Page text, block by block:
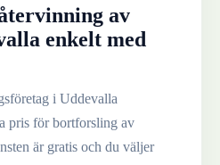
av
enkelt med
i Uddevalla
pris för bortforsling av
är gratis och du väljer